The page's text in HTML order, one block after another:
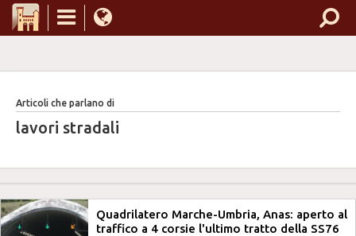
Articoli che parlano di
lavori stradali
Quadrilatero Marche-Umbria, Anas: aperto al
traffico a 4 corsie l'ultimo tratto della SS76